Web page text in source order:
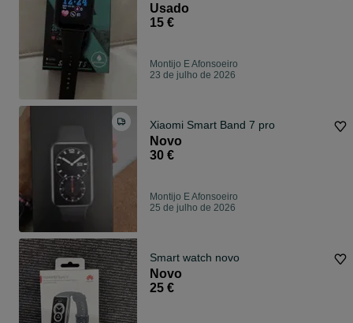
Usado
15 €
Montijo E Afonsoeiro
23 de julho de 2026
Xiaomi Smart Band 7 pro
Novo
30 €
Montijo E Afonsoeiro
25 de julho de 2026
Smart watch novo
Novo
25 €